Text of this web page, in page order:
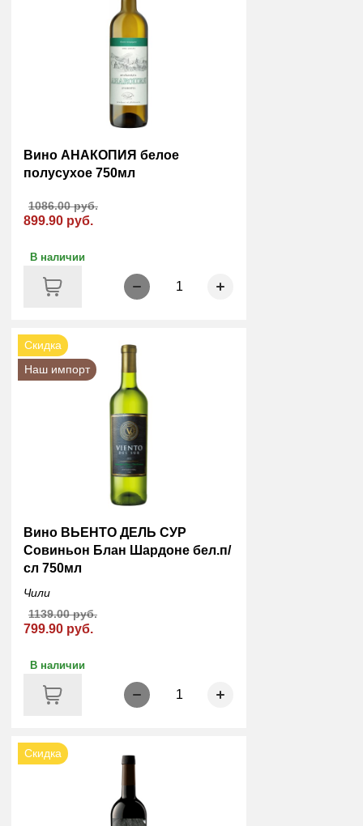
Вино АНАКОПИЯ белое
полусухое 750мл
899.90 руб.
1086.00 руб.
В наличии
1
Скидка
Наш импорт
Вино ВЬЕНТО ДЕЛЬ СУР
Совиньон Блан Шардоне бел.п/
сл 750мл
Чили
799.90 руб.
1139.00 руб.
В наличии
1
Скидка